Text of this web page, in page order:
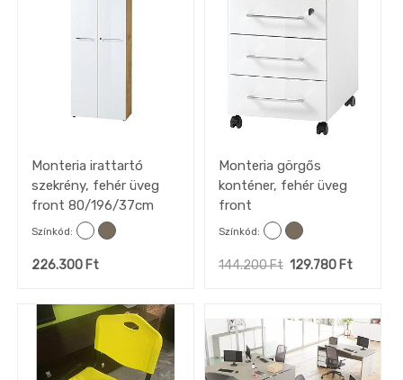
Monteria irattartó
szekrény, fehér üveg
front 80/196/37cm
Színkód
226.300 Ft
Monteria görgős
konténer, fehér üveg
front
Színkód
144.200Ft 129.780Ft